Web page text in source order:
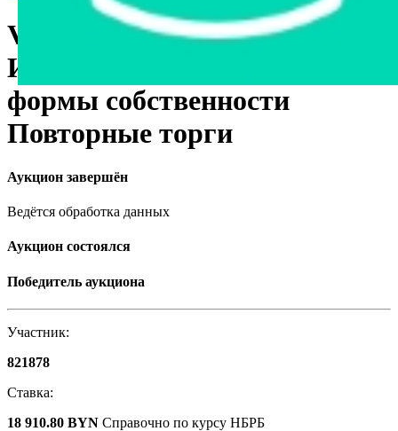
Volkswagen Shuttle, 2006
Имущество государственной
формы собственности
Повторные торги
Аукцион завершён
Ведётся обработка данных
Аукцион состоялся
Победитель аукциона
Участник:
821878
Ставка:
18 910.80 BYN Справочно по курсу НБРБ